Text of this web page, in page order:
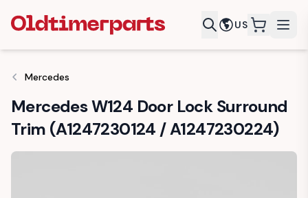
US
Mercedes
Mercedes W124 Door Lock Surround
Trim (A1247230124 / A1247230224)